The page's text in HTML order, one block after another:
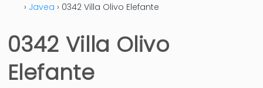
› Javea › 0342 Villa Olivo Elefante
0342 Villa Olivo
Elefante